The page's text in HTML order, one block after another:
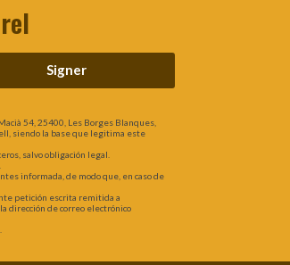
Signer
54, 25400, Les Borges Blanques,
siendo la base que legitima este
salvo obligación legal.
informada, de modo que, en caso de
petición escrita remitida a
dirección de correo electrónico